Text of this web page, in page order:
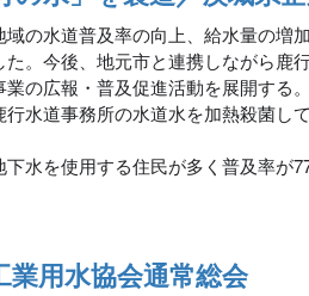
の水道普及率の向上、給水量の増
た。今後、地元市と連携しながら鹿
の広報・普及促進活動を展開する
水道事務所の水道水を加熱殺菌し
水を使用する住民が多く普及率が
業用水協会通常総会